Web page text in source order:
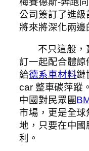
公司簽訂了進級
將來將深化兩邊
不只這般，
訂一起配合體
給德系車材料鏈
car 整車碳萍蹤
中國對民眾團
市場，更是全
地，只要在中
利。